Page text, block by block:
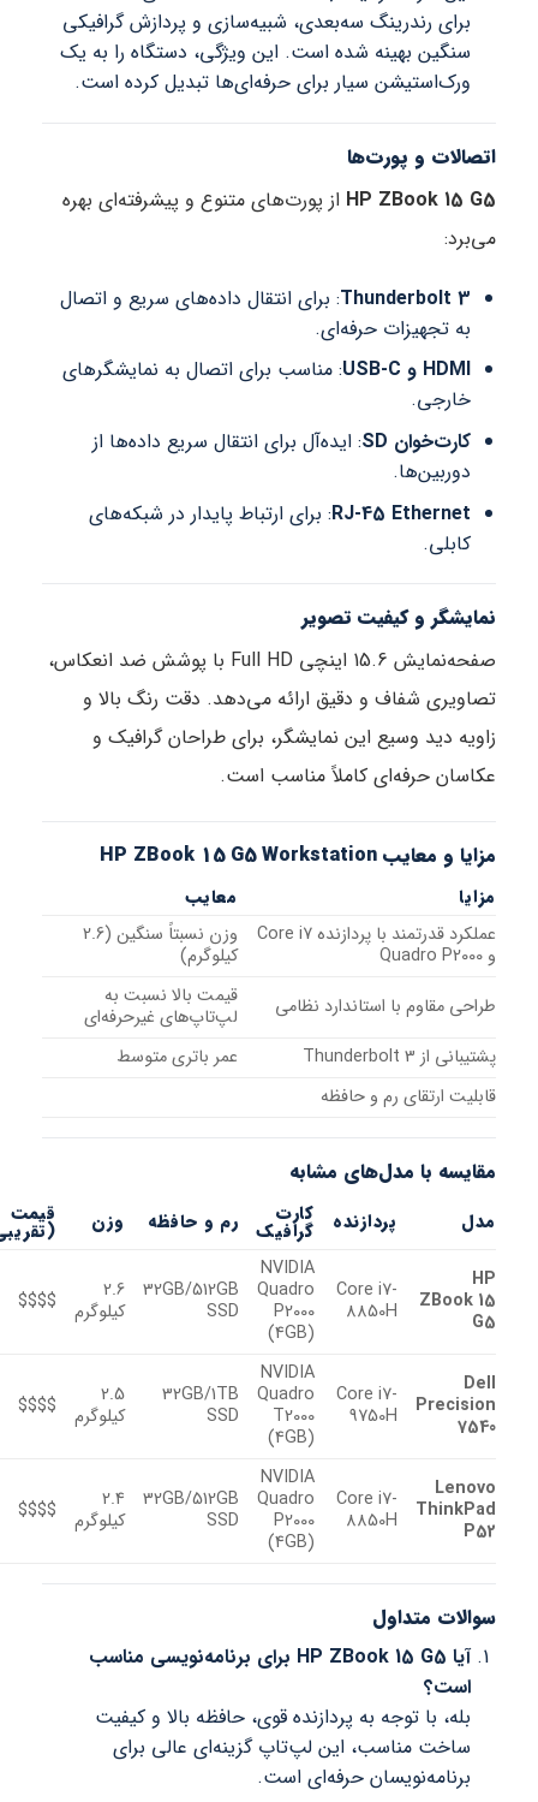
برای رندرینگ سه‌بعدی، شبیه‌سازی و پردازش گرافیکی
سنگین بهینه شده است. این ویژگی، دستگاه را به یک
ورک‌استیشن سیار برای حرفه‌ای‌ها تبدیل کرده است.
اتصالات و پورت‌ها
HP ZBook 15 G5از پورت‌های متنوع و پیشرفته‌ای بهره
می‌برد:
Thunderbolt 3: برای انتقال داده‌های سریع و اتصال
به تجهیزات حرفه‌ای.
HDMI و USB-C
: مناسب برای اتصال به نمایشگرهای
خارجی.
کارت‌خوان SD
: ایده‌آل برای انتقال سریع داده‌ها از
دوربین‌ها.
RJ-45 Ethernet: برای ارتباط پایدار در شبکه‌های
کابلی.
نمایشگر و کیفیت تصویر
صفحه‌نمایش 15.6 اینچی Full HD با پوشش ضد انعکاس،
تصاویری شفاف و دقیق ارائه می‌دهد. دقت رنگ بالا و
زاویه دید وسیع این نمایشگر، برای طراحان گرافیک و
عکاسان حرفه‌ای کاملاً مناسب است.
مزایا و معایب HP ZBook 15 G5 Workstation
مزایا
معایب
عملکرد قدرتمند با پردازنده Core i7
وزن نسبتاً سنگین (2.6
کیلوگرم)
طراحی مقاوم با استاندارد نظامی
قیمت بالا نسبت به
لپ‌تاپ‌های غیرحرفه‌ای
پشتیبانی از Thunderbolt 3
عمر باتری متوسط
قابلیت ارتقای رم و حافظه
مقایسه با مدل‌های مشابه
مدل پردازنده کارت
گرافیک رم و حافظه وزن قیمت
(تقریبی)
HP
ZBook 15
G5
Core i7-
8850H
NVIDIA
Quadro
P2000
(4GB)
32GB/512GB
SSD
2.6
کیلوگرم $$$$
Dell
Precision
7540
Core i7-
9750H
NVIDIA
Quadro
T2000
(4GB)
32GB/1TB
SSD
2.5
کیلوگرم $$$$
Lenovo
ThinkPad
P52
Core i7-
8850H
NVIDIA
Quadro
P2000
(4GB)
32GB/512GB
SSD
2.4
کیلوگرم $$$$
سوالات متداول
آیا HP ZBook 15 G5 برای برنامه‌نویسی مناسب
است؟
بله، با توجه به پردازنده قوی، حافظه بالا و کیفیت
ساخت مناسب، این لپ‌تاپ گزینه‌ای عالی برای
برنامه‌نویسان حرفه‌ای است.